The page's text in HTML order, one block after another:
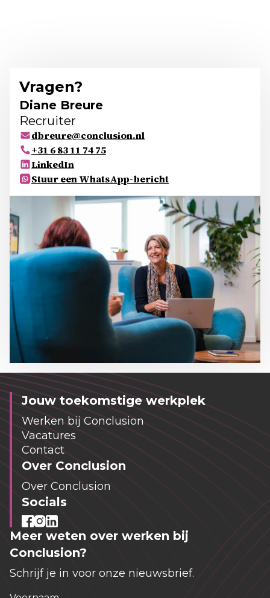
Vragen?
Diane Breure
Recruiter
dbreure@conclusion.nl
+31 6 83 11 74 75
LinkedIn
Stuur een WhatsApp-bericht
Jouw toekomstige werkplek
Werken bij Conclusion
Vacatures
Contact
Over Conclusion
Over Conclusion
Socials
Meer weten over werken bij
Conclusion?
Schrijf je in voor onze nieuwsbrief.